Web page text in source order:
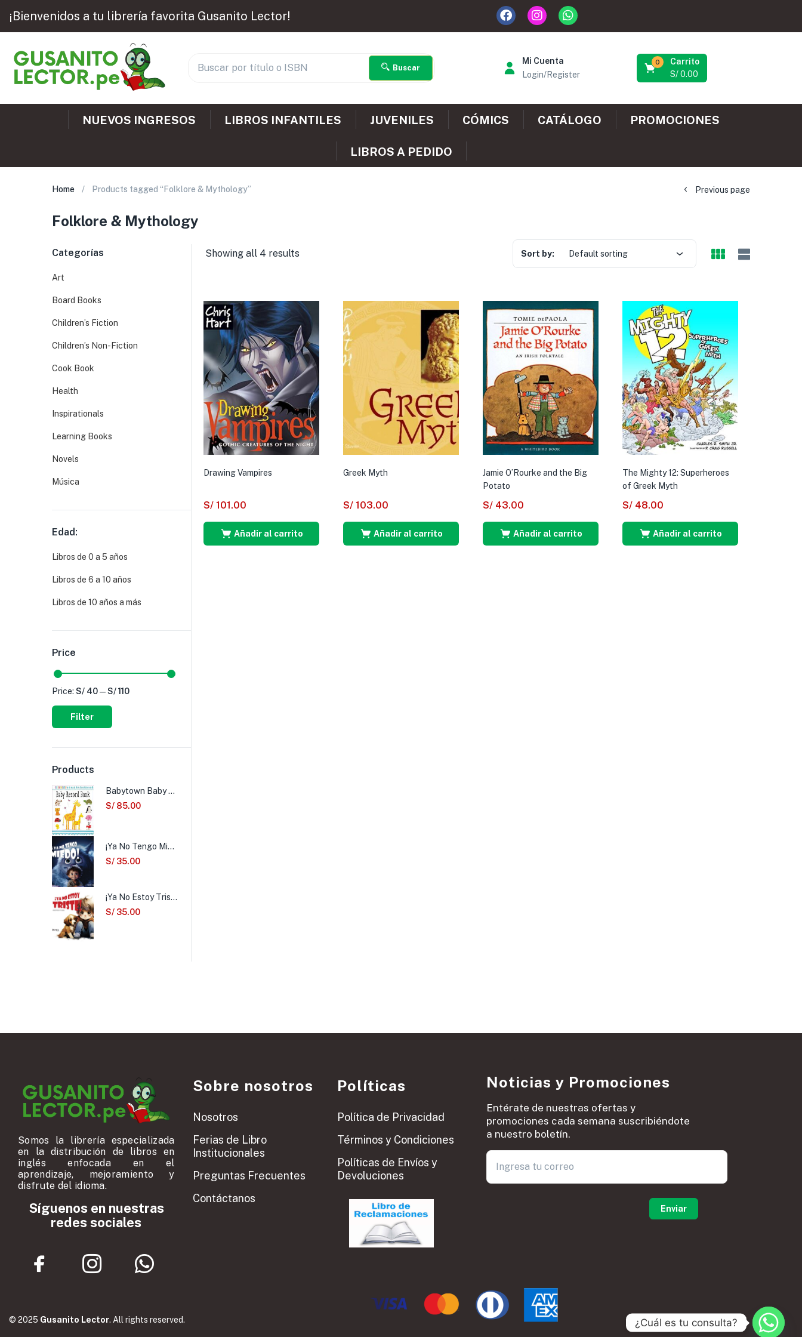
¡Bienvenidos a tu librería favorita Gusanito Lector!
Buscar
Mi Cuenta
Login/Register
Carrito
0
S/0.00
NUEVOS INGRESOS LIBROS INFANTILES JUVENILES CÓMICS CATÁLOGO PROMOCIONES
LIBROS A PEDIDO
Home Products tagged “Folklore & Mythology” Previous page
Folklore & Mythology
Showing all 4 results Sort by: Default sorting
Drawing Vampires
S/ 101.00
Añadir al carrito
Greek Myth
S/ 103.00
Añadir al carrito
Jamie O’Rourke and the Big
Potato
S/ 43.00
Añadir al carrito
The Mighty 12: Superheroes
of Greek Myth
S/ 48.00
Añadir al carrito
Categorías
Art
Board Books
Children’s Fiction
Children’s Non-Fiction
Cook Book
Health
Inspirationals
Learning Books
Novels
Música
Edad:
Libros de 0 a 5 años
Libros de 6 a 10 años
Libros de 10 años a más
Price
Filter
Price: S/ 40—S/ 110
Products
Babytown Baby Record Book
S/ 85.00
¡Ya No Tengo Miedo!
S/ 35.00
¡Ya No Estoy Triste!
S/ 35.00
Somos la librería especializada
en la distribución de libros en
inglés enfocada en el
aprendizaje, mejoramiento y
disfrute del idioma.
Síguenos en nuestras
redes sociales
Sobre nosotros
Nosotros
Ferias de Libro
Institucionales
Preguntas Frecuentes
Contáctanos
Políticas
Política de Privacidad
Términos y Condiciones
Políticas de Envíos y
Devoluciones
Noticias y Promociones
Entérate de nuestras ofertas y
promociones cada semana suscribiéndote
a nuestro boletín.
© 2025 Gusanito Lector. All rights reserved. ¿Cuál es tu consulta?